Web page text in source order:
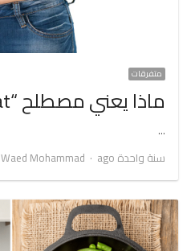
متفرقات
ماذا يعني مصطلح “Skinny Fat”؟
…
سنة واحدة ago
Author
Waed Mohammad